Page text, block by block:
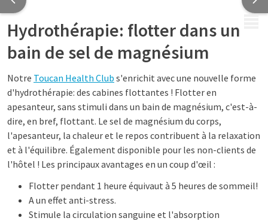
Hydrothérapie: flotter dans un
bain de sel de magnésium
Notre Toucan Health Club s'enrichit avec une nouvelle forme
d'hydrothérapie: des cabines flottantes ! Flotter en
apesanteur, sans stimuli dans un bain de magnésium, c'est-à-
dire, en bref, flottant. Le sel de magnésium du corps,
l'apesanteur, la chaleur et le repos contribuent à la relaxation
et à l'équilibre. Également disponible pour les non-clients de
l'hôtel ! Les principaux avantages en un coup d'œil :
Flotter pendant 1 heure équivaut à 5 heures de sommeil!
A un effet anti-stress.
Stimule la circulation sanguine et l'absorption